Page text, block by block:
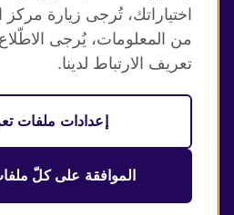
الخصوصية وشروط الاستخدام
ملفات تعريف الإرتباط
خارطة الموقع
international organisation for cultural
and Wales) SC037733 (Scotland
اختياراتك، تُرجى زيارة مركز
من المعلومات، يُرجى
تعريف الارتباط لدينا.
إعدادات ملفات
الموافقة على كلّ